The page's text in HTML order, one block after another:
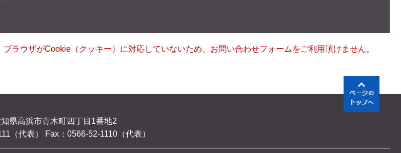
ラウザがCookie（クッキー）に対応していないため、お問い合わせフォームをご利用頂けません。
県高浜市青木町四丁目1番地2
（代表）
Fax：0566-52-1110（代表）